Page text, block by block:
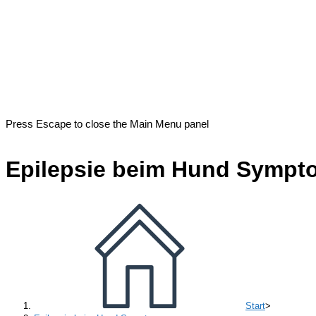
Press Escape to close the Main Menu panel
Epilepsie beim Hund
Start>